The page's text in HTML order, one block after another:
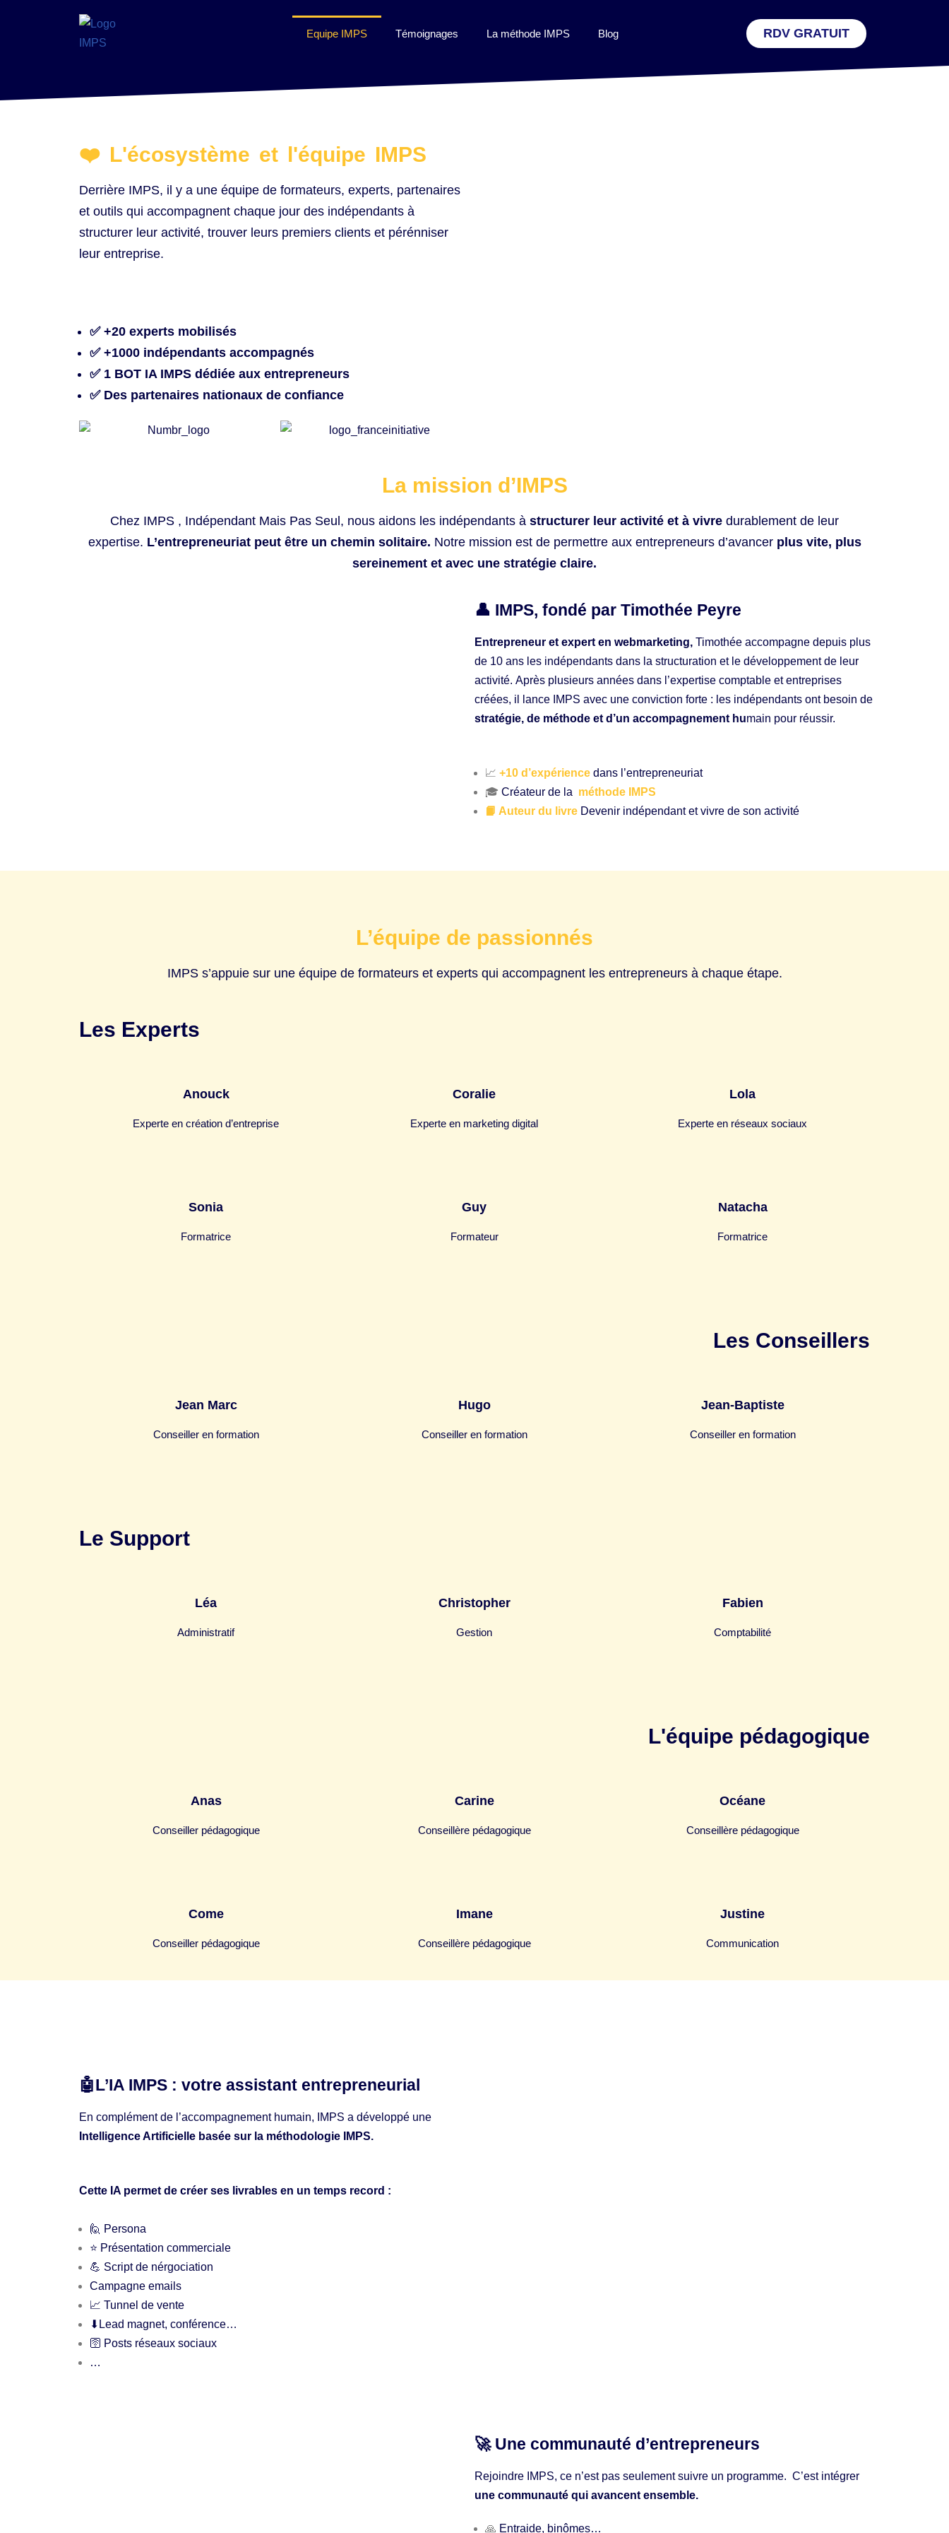
Equipe IMPS Témoignages La méthode IMPS Blog RDV GRATUIT
❤️ L'écosystème et l'équipe IMPS
Derrière IMPS, il y a une équipe de formateurs, experts, partenaires
et outils qui accompagnent chaque jour des indépendants à
structurer leur activité, trouver leurs premiers clients et pérénniser
leur entreprise.
✅ +20 experts mobilisés
✅ +1000 indépendants accompagnés
✅ 1 BOT IA IMPS dédiée aux entrepreneurs
✅ Des partenaires nationaux de confiance
La mission d’IMPS
Chez IMPS , Indépendant Mais Pas Seul, nous aidons les indépendants à structurer leur activité et à vivre durablement de leur
expertise. L’entrepreneuriat peut être un chemin solitaire. Notre mission est de permettre aux entrepreneurs d’avancer plus vite, plus
sereinement et avec une stratégie claire.
👤 IMPS, fondé par Timothée Peyre
Entrepreneur et expert en webmarketing, Timothée accompagne depuis plus
de 10 ans les indépendants dans la structuration et le développement de leur
activité. Après plusieurs années dans l’expertise comptable et entreprises
créées, il lance IMPS avec une conviction forte : les indépendants ont besoin de
stratégie, de méthode et d’un accompagnement humain pour réussir.
📈 +10 d’expérience dans l’entrepreneuriat
🎓 Créateur de la méthode IMPS
📙 Auteur du livre Devenir indépendant et vivre de son activité
L’équipe de passionnés
IMPS s’appuie sur une équipe de formateurs et experts qui accompagnent les entrepreneurs à chaque étape.
Les Experts
Anouck
Experte en création d’entreprise
Coralie
Experte en marketing digital
Lola
Experte en réseaux sociaux
Sonia
Formatrice
Guy
Formateur
Natacha
Formatrice
Les Conseillers
Jean Marc
Conseiller en formation
Hugo
Conseiller en formation
Jean-Baptiste
Conseiller en formation
Le Support
Léa
Administratif
Christopher
Gestion
Fabien
Comptabilité
L'équipe pédagogique
Anas
Conseiller pédagogique
Carine
Conseillère pédagogique
Océane
Conseillère pédagogique
Come
Conseiller pédagogique
Imane
Conseillère pédagogique
Justine
Communication
🤖L’IA IMPS : votre assistant entrepreneurial
En complément de l’accompagnement humain, IMPS a développé une
Intelligence Artificielle basée sur la méthodologie IMPS.
Cette IA permet de créer ses livrables en un temps record :
🙋 Persona
⭐️ Présentation commerciale
💪 Script de nérgociation
Campagne emails
📈 Tunnel de vente
⬇Lead magnet, conférence…
🛜 Posts réseaux sociaux
…
🚀 Une communauté d’entrepreneurs
Rejoindre IMPS, ce n’est pas seulement suivre un programme. C’est intégrer
une communauté qui avancent ensemble.
🙏 Entraide, binômes…